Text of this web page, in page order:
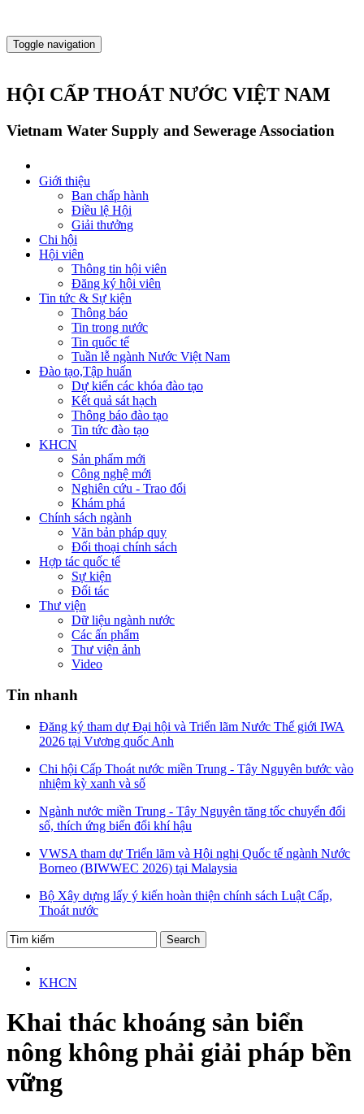
Toggle navigation
HỘI CẤP THOÁT NƯỚC VIỆT NAM
Vietnam Water Supply and Sewerage Association
Giới thiệu
Ban chấp hành
Điều lệ Hội
Giải thưởng
Chi hội
Hội viên
Thông tin hội viên
Đăng ký hội viên
Tin tức & Sự kiện
Thông báo
Tin trong nước
Tin quốc tế
Tuần lễ ngành Nước Việt Nam
Đào tạo,Tập huấn
Dự kiến các khóa đào tạo
Kết quả sát hạch
Thông báo đào tạo
Tin tức đào tạo
KHCN
Sản phẩm mới
Công nghệ mới
Nghiên cứu - Trao đổi
Khám phá
Chính sách ngành
Văn bản pháp quy
Đối thoại chính sách
Hợp tác quốc tế
Sự kiện
Đối tác
Thư viện
Dữ liệu ngành nước
Các ấn phẩm
Thư viện ảnh
Video
Tin nhanh
Đăng ký tham dự Đại hội và Triển lãm Nước Thế giới IWA
2026 tại Vương quốc Anh
Chi hội Cấp Thoát nước miền Trung - Tây Nguyên bước vào
nhiệm kỳ xanh và số
Ngành nước miền Trung - Tây Nguyên tăng tốc chuyển đổi
số, thích ứng biến đổi khí hậu
VWSA tham dự Triển lãm và Hội nghị Quốc tế ngành Nước
Borneo (BIWWEC 2026) tại Malaysia
Bộ Xây dựng lấy ý kiến hoàn thiện chính sách Luật Cấp,
Thoát nước
KHCN
Khai thác khoáng sản biển
nông không phải giải pháp bền
vững